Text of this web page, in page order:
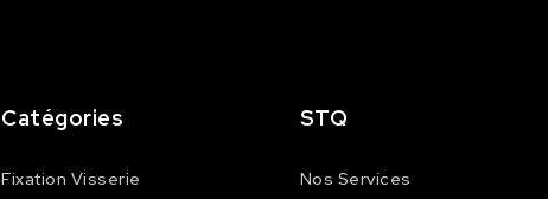
Catégories
Fixation Visserie
STQ
Nos Services